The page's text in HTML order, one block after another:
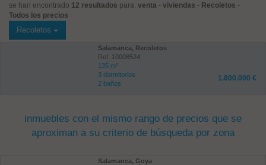
se han encontrado 12 resultados para: venta - viviendas - Recoletos -
Todos los precios
Recoletos
Salamanca, Recoletos
Ref: 10008524
135 m²
3 dormitorios
2 baños
1.800.000 €
inmuebles con el mismo rango de precios que se
aproximan a su criterio de búsqueda por zona
Salamanca, Goya